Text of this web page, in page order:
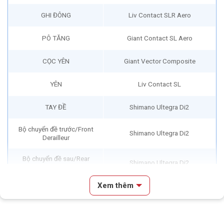
GHI ĐÔNG Liv Contact SLR Aero
PÔ TĂNG Giant Contact SL Aero
CỌC YÊN Giant Vector Composite
YÊN Liv Contact SL
TAY ĐỀ Shimano Ultegra Di2
Bộ chuyển đề trước/Front
Derailleur
Shimano Ultegra Di2
Bộ chuyển đề sau/Rear
Shimano Ultegra Di2
Shimano Ultegra
Xem thêm